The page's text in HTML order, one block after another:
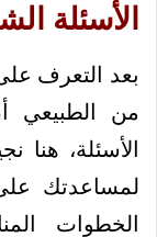
الأسئلة
بعد التعرف
من الطبيعي
الأسئلة، هنا
لمساعدتك
الخطوات